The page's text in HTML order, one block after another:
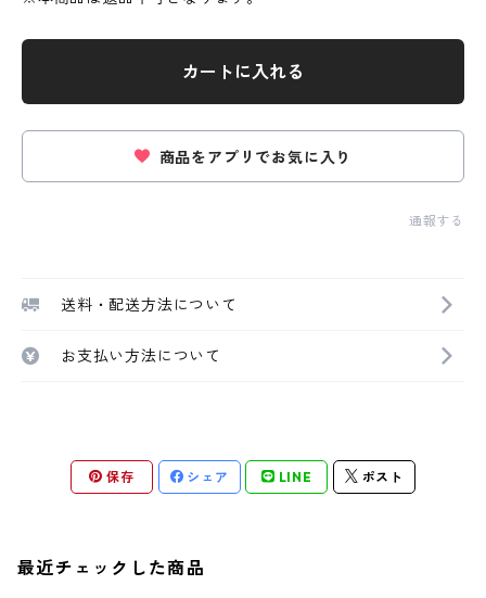
カートに入れる
商品をアプリでお気に入り
通報する
送料・配送方法について
お支払い方法について
保存 シェア LINE ポスト
最近チェックした商品